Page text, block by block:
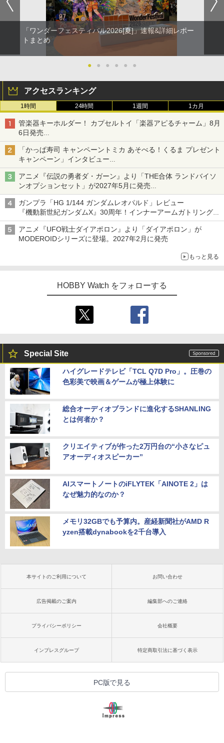
「ワンダーフェスティバル2026[夏]」速報&詳細レポー
トまとめ
● ● ● ● ● ●
アクセスランキング
1時間 24時間 1週間 1カ月
管楽器キーホルダー！ カプセルトイ「楽器アピるチャーム」8月
6日発売
チューバ、テナサクなど5種各3色
「かっぱ寿司 キャンペーントミカ あそべる！くるま プレゼント
キャンペーン」インタビュー
子どもが楽しめるかっぱ寿司ならではの体験とコラボの楽しさを
追求
アニメ『伝説の勇者ダ・ガーン』より「THE合体 ランドバイソ
ンオプションセット」が2027年5月に発売
「THE合体ランドバイソン」と連動するオプションパーツセット
ガンプラ「HG 1/144 ガンダムレオパルド」レビュー
『機動新世紀ガンダムX』30周年！インナーアームガトリングの
変形機構まで再現し最新フォーマットでキット化！
アニメ『UFO戦士ダイアポロン』より「ダイアポロン」が
MODEROIDシリーズに登場。2027年2月に発売
もっと見る
HOBBY Watch をフォローする
Special Site
ハイグレードテレビ「TCL Q7D Pro」。圧巻の
色彩美で映画＆ゲームが極上体験に
総合オーディオブランドに進化するSHANLING
とは何者か？
クリエイティブが作った2万円台の“小さなピュ
アオーディオスピーカー”
AIスマートノートのiFLYTEK「AINOTE 2」は
なぜ魅力的なのか？
メモリ32GBでも予算内。産経新聞社がAMD R
yzen搭載dynabookを2千台導入
本サイトのご利用について お問い合わせ
広告掲載のご案内 編集部へのご連絡
プライバシーポリシー 会社概要
インプレスグループ 特定商取引法に基づく表示
PC版で見る